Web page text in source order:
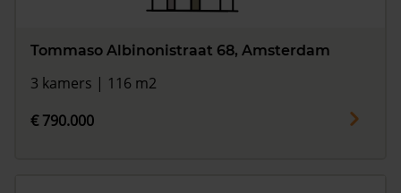
Tommaso Albinonistraat 68, Amsterdam
3 kamers | 116 m2
€ 790.000